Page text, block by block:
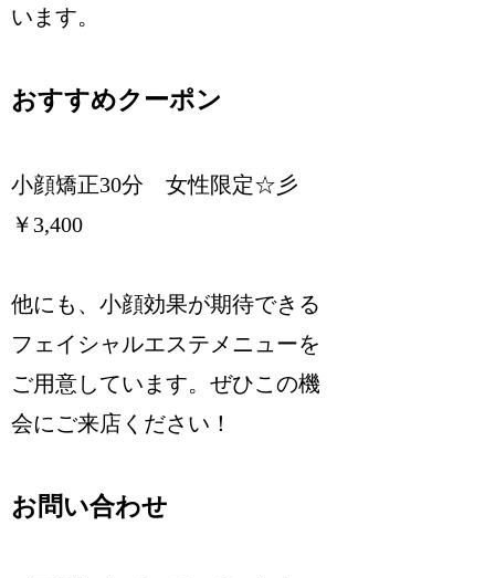
います。
おすすめクーポン
小顔矯正30分 女性限定☆彡
￥3,400
他にも、小顔効果が期待できる
フェイシャルエステメニューを
ご用意しています。ぜひこの機
会にご来店ください！
お問い合わせ